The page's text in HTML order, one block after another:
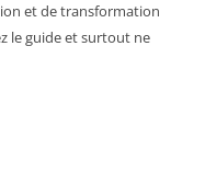
et de transformation
le guide et surtout ne